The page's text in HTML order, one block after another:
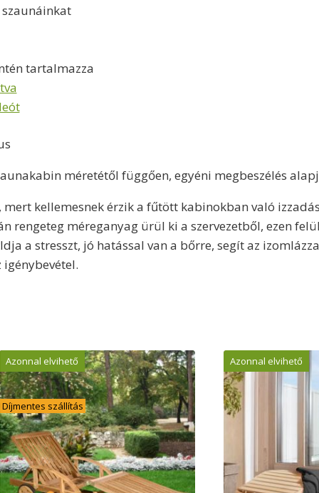
tartalmazza
méretétől függően, egyéni megbeszélés
kellemesnek érzik a fűtött kabinokban való
méreganyag ürül ki a szervezetből, ezen
a stresszt, jó hatással van a bőrre, segít az
Azonnal elvihető
Díjmentes szállítás
Azonnal elvihető